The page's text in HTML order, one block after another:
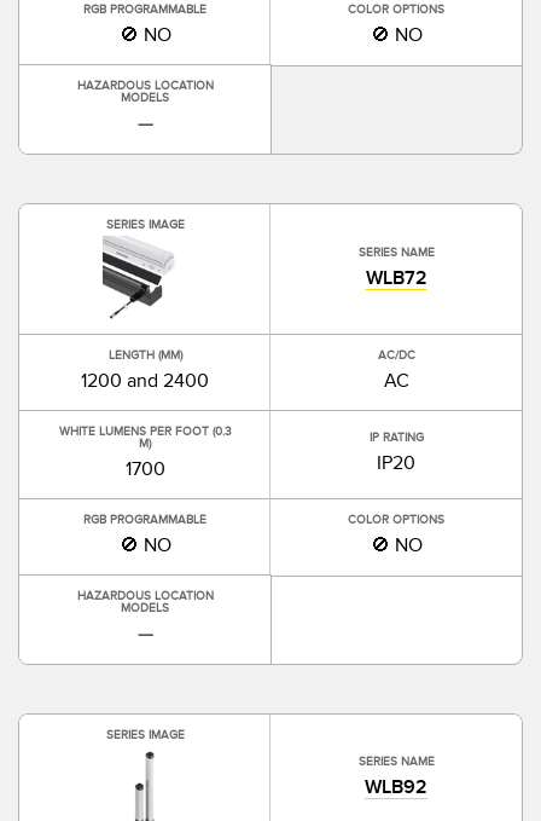
RGB PROGRAMMABLE
🚫 NO
COLOR OPTIONS
🚫 NO
HAZARDOUS LOCATION
MODELS
—
SERIES IMAGE
SERIES NAME
WLB72
LENGTH (MM)
1200 and 2400
AC/DC
AC
WHITE LUMENS PER FOOT (0.3
M)
1700
IP RATING
IP20
RGB PROGRAMMABLE
🚫 NO
COLOR OPTIONS
🚫 NO
HAZARDOUS LOCATION
MODELS
—
SERIES IMAGE
SERIES NAME
WLB92